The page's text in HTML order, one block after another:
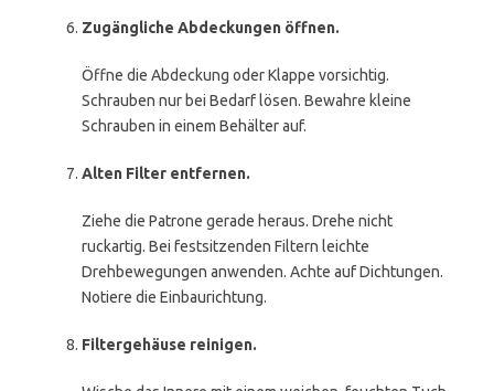
Zugängliche Abdeckungen öffnen.
Öffne die Abdeckung oder Klappe vorsichtig.
Schrauben nur bei Bedarf lösen. Bewahre kleine
Schrauben in einem Behälter auf.
Alten Filter entfernen.
Ziehe die Patrone gerade heraus. Drehe nicht
ruckartig. Bei festsitzenden Filtern leichte
Drehbewegungen anwenden. Achte auf Dichtungen.
Notiere die Einbaurichtung.
Filtergehäuse reinigen.